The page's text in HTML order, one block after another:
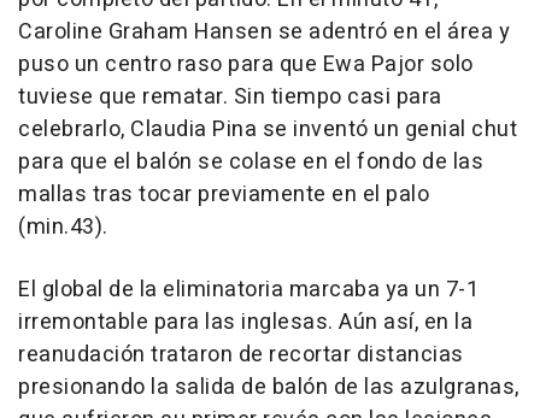
Caroline Graham Hansen se adentró en el área y
puso un centro raso para que Ewa Pajor solo
tuviese que rematar. Sin tiempo casi para
celebrarlo, Claudia Pina se inventó un genial chut
para que el balón se colase en el fondo de las
mallas tras tocar previamente en el palo
(min.43).
El global de la eliminatoria marcaba ya un 7-1
irremontable para las inglesas. Aún así, en la
reanudación trataron de recortar distancias
presionando la salida de balón de las azulgranas,